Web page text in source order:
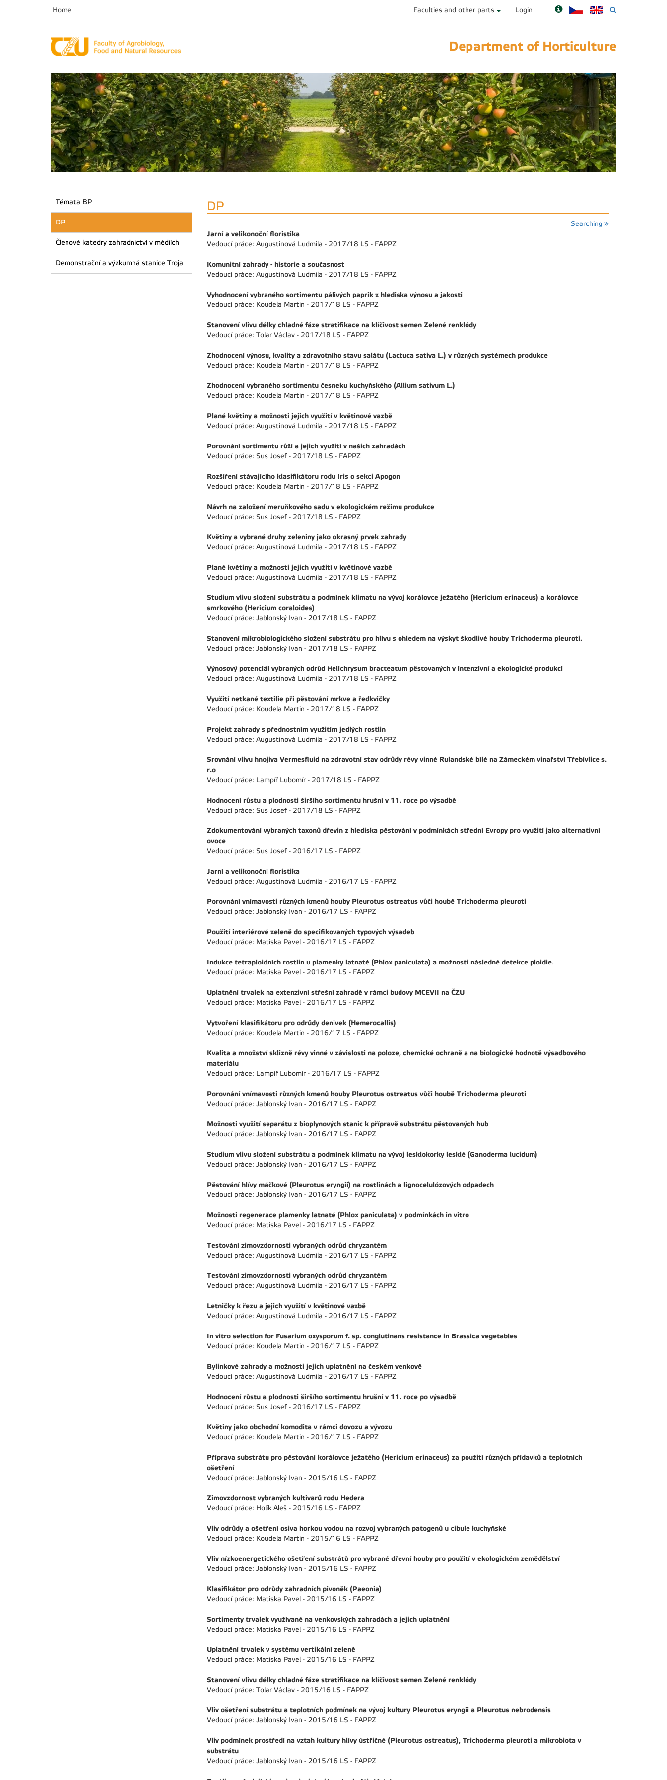
Home Faculties and other parts Login
Department of Horticulture
Témata BP
DP
Členové katedry zahradnictví v médiích
Demonstrační a výzkumná stanice Troja
DP
Searching »
Jarní a velikonoční floristika
Vedoucí práce: Augustinová Ludmila - 2017/18 LS - FAPPZ
Komunitní zahrady - historie a současnost
Vedoucí práce: Augustinová Ludmila - 2017/18 LS - FAPPZ
Vyhodnocení vybraného sortimentu pálivých paprik z hlediska výnosu a jakosti
Vedoucí práce: Koudela Martin - 2017/18 LS - FAPPZ
Stanovení vlivu délky chladné fáze stratifikace na klíčivost semen Zelené renklódy
Vedoucí práce: Tolar Václav - 2017/18 LS - FAPPZ
Zhodnocení výnosu, kvality a zdravotního stavu salátu (Lactuca sativa L.) v různých systémech produkce
Vedoucí práce: Koudela Martin - 2017/18 LS - FAPPZ
Zhodnocení vybraného sortimentu česneku kuchyňského (Allium sativum L.)
Vedoucí práce: Koudela Martin - 2017/18 LS - FAPPZ
Plané květiny a možnosti jejich využití v květinové vazbě
Vedoucí práce: Augustinová Ludmila - 2017/18 LS - FAPPZ
Porovnání sortimentu růží a jejich využití v našich zahradách
Vedoucí práce: Sus Josef - 2017/18 LS - FAPPZ
Rozšíření stávajícího klasifikátoru rodu Iris o sekci Apogon
Vedoucí práce: Koudela Martin - 2017/18 LS - FAPPZ
Návrh na založení meruňkového sadu v ekologickém režimu produkce
Vedoucí práce: Sus Josef - 2017/18 LS - FAPPZ
Květiny a vybrané druhy zeleniny jako okrasný prvek zahrady
Vedoucí práce: Augustinová Ludmila - 2017/18 LS - FAPPZ
Plané květiny a možnosti jejich využití v květinové vazbě
Vedoucí práce: Augustinová Ludmila - 2017/18 LS - FAPPZ
Studium vlivu složení substrátu a podmínek klimatu na vývoj korálovce ježatého (Hericium erinaceus) a korálovce
smrkového (Hericium coraloides)
Vedoucí práce: Jablonský Ivan - 2017/18 LS - FAPPZ
Stanovení mikrobiologického složení substrátu pro hlívu s ohledem na výskyt škodlivé houby Trichoderma pleuroti.
Vedoucí práce: Jablonský Ivan - 2017/18 LS - FAPPZ
Výnosový potenciál vybraných odrůd Helichrysum bracteatum pěstovaných v intenzivní a ekologické produkci
Vedoucí práce: Augustinová Ludmila - 2017/18 LS - FAPPZ
Využití netkané textilie při pěstování mrkve a ředkvičky
Vedoucí práce: Koudela Martin - 2017/18 LS - FAPPZ
Projekt zahrady s přednostním využitím jedlých rostlin
Vedoucí práce: Augustinová Ludmila - 2017/18 LS - FAPPZ
Srovnání vlivu hnojiva Vermesfluid na zdravotní stav odrůdy révy vinné Rulandské bílé na Zámeckém vinařství Třebívlice s.
r.o
Vedoucí práce: Lampíř Lubomír - 2017/18 LS - FAPPZ
Hodnocení růstu a plodnosti širšího sortimentu hrušní v 11. roce po výsadbě
Vedoucí práce: Sus Josef - 2017/18 LS - FAPPZ
Zdokumentování vybraných taxonů dřevin z hlediska pěstování v podmínkách střední Evropy pro využití jako alternativní
ovoce
Vedoucí práce: Sus Josef - 2016/17 LS - FAPPZ
Jarní a velikonoční floristika
Vedoucí práce: Augustinová Ludmila - 2016/17 LS - FAPPZ
Porovnání vnímavosti různých kmenů houby Pleurotus ostreatus vůči houbě Trichoderma pleuroti
Vedoucí práce: Jablonský Ivan - 2016/17 LS - FAPPZ
Použití interiérové zeleně do specifikovaných typových výsadeb
Vedoucí práce: Matiska Pavel - 2016/17 LS - FAPPZ
Indukce tetraploidních rostlin u plamenky latnaté (Phlox paniculata) a možnosti následné detekce ploidie.
Vedoucí práce: Matiska Pavel - 2016/17 LS - FAPPZ
Uplatnění trvalek na extenzivní střešní zahradě v rámci budovy MCEVII na ČZU
Vedoucí práce: Matiska Pavel - 2016/17 LS - FAPPZ
Vytvoření klasifikátoru pro odrůdy denivek (Hemerocallis)
Vedoucí práce: Koudela Martin - 2016/17 LS - FAPPZ
Kvalita a množství sklizně révy vinné v závislosti na poloze, chemické ochraně a na biologické hodnotě výsadbového
materiálu
Vedoucí práce: Lampíř Lubomír - 2016/17 LS - FAPPZ
Porovnání vnímavosti různých kmenů houby Pleurotus ostreatus vůči houbě Trichoderma pleuroti
Vedoucí práce: Jablonský Ivan - 2016/17 LS - FAPPZ
Možnosti využití separátu z bioplynových stanic k přípravě substrátu pěstovaných hub
Vedoucí práce: Jablonský Ivan - 2016/17 LS - FAPPZ
Studium vlivu složení substrátu a podmínek klimatu na vývoj lesklokorky lesklé (Ganoderma lucidum)
Vedoucí práce: Jablonský Ivan - 2016/17 LS - FAPPZ
Pěstování hlívy máčkové (Pleurotus eryngii) na rostlinách a lignocelulózových odpadech
Vedoucí práce: Jablonský Ivan - 2016/17 LS - FAPPZ
Možnosti regenerace plamenky latnaté (Phlox paniculata) v podmínkách in vitro
Vedoucí práce: Matiska Pavel - 2016/17 LS - FAPPZ
Testování zimovzdornosti vybraných odrůd chryzantém
Vedoucí práce: Augustinová Ludmila - 2016/17 LS - FAPPZ
Testování zimovzdornosti vybraných odrůd chryzantém
Vedoucí práce: Augustinová Ludmila - 2016/17 LS - FAPPZ
Letničky k řezu a jejich využití v květinové vazbě
Vedoucí práce: Augustinová Ludmila - 2016/17 LS - FAPPZ
In vitro selection for Fusarium oxysporum f. sp. conglutinans resistance in Brassica vegetables
Vedoucí práce: Koudela Martin - 2016/17 LS - FAPPZ
Bylinkové zahrady a možnosti jejich uplatnění na českém venkově
Vedoucí práce: Augustinová Ludmila - 2016/17 LS - FAPPZ
Hodnocení růstu a plodnosti širšího sortimentu hrušní v 11. roce po výsadbě
Vedoucí práce: Sus Josef - 2016/17 LS - FAPPZ
Květiny jako obchodní komodita v rámci dovozu a vývozu
Vedoucí práce: Koudela Martin - 2016/17 LS - FAPPZ
Příprava substrátu pro pěstování korálovce ježatého (Hericium erinaceus) za použití různých přídavků a teplotních
ošetření
Vedoucí práce: Jablonský Ivan - 2015/16 LS - FAPPZ
Zimovzdornost vybraných kultivarů rodu Hedera
Vedoucí práce: Holík Aleš - 2015/16 LS - FAPPZ
Vliv odrůdy a ošetření osiva horkou vodou na rozvoj vybraných patogenů u cibule kuchyňské
Vedoucí práce: Koudela Martin - 2015/16 LS - FAPPZ
Vliv nízkoenergetického ošetření substrátů pro vybrané dřevní houby pro použití v ekologickém zemědělství
Vedoucí práce: Jablonský Ivan - 2015/16 LS - FAPPZ
Klasifikátor pro odrůdy zahradních pivoněk (Paeonia)
Vedoucí práce: Matiska Pavel - 2015/16 LS - FAPPZ
Sortimenty trvalek využívané na venkovských zahradách a jejich uplatnění
Vedoucí práce: Matiska Pavel - 2015/16 LS - FAPPZ
Uplatnění trvalek v systému vertikální zeleně
Vedoucí práce: Matiska Pavel - 2015/16 LS - FAPPZ
Stanovení vlivu délky chladné fáze stratifikace na klíčivost semen Zelené renklódy
Vedoucí práce: Tolar Václav - 2015/16 LS - FAPPZ
Vliv ošetření substrátu a teplotních podmínek na vývoj kultury Pleurotus eryngii a Pleurotus nebrodensis
Vedoucí práce: Jablonský Ivan - 2015/16 LS - FAPPZ
Vliv podmínek prostředí na vztah kultury hlívy ústřičné (Pleurotus ostreatus), Trichoderma pleuroti a mikrobiota v
substrátu
Vedoucí práce: Jablonský Ivan - 2015/16 LS - FAPPZ